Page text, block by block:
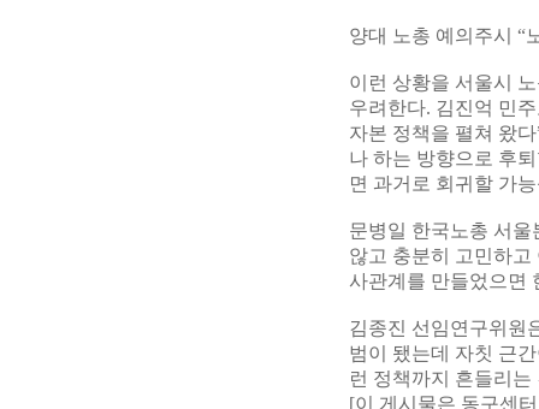
양대 노총 예의주시 “
이런 상황을 서울시
우려한다. 김진억 민
자본 정책을 펼쳐 왔
나 하는 방향으로 후
면 과거로 회귀할 가
문병일 한국노총 서
않고 충분히 고민하고
사관계를 만들었으면
김종진 선임연구위원
범이 됐는데 자칫 근
런 정책까지 흔들리
[이 게시물은 동구센